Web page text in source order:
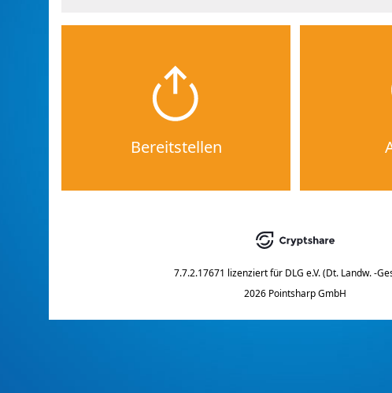
Bereitstellen
7.7.2.17671 lizenziert für DLG e.V. (Dt. Landw. -
2026 Pointsharp GmbH